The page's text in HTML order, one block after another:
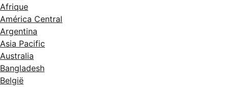
Afrique
América Central
Argentina
Asia Pacific
Australia
Bangladesh
België